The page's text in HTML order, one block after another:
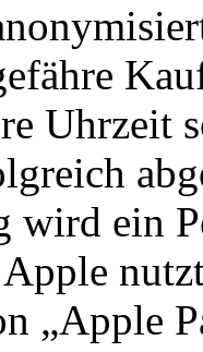
Uhrzeit
wird ein
Apple
„Apple